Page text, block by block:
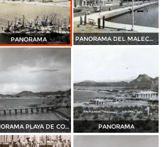
PANORAMA PANORAMA DEL MALECON 1945
PANORAMA PLAYA DE CORTES PANORAMA